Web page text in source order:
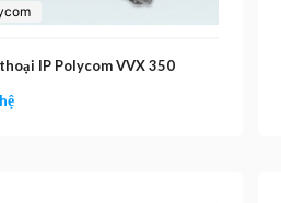
IP Polycom VVX 350